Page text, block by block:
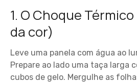
1. O Choque
da cor)
Leve uma panela com água ao
Prepare ao lado uma taça larga
cubos de gelo. Mergulhe as